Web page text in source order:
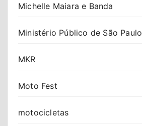
Michelle Maiara e Banda
Ministério Público de São Paulo
MKR
Moto Fest
motocicletas